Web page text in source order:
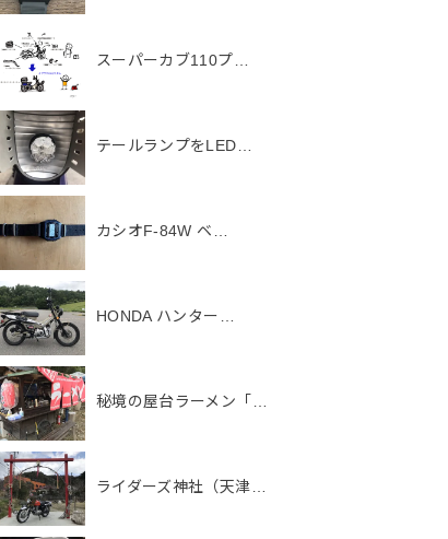
スーパーカブ110プ…
テールランプをLED…
カシオF-84W ベ…
HONDA ハンター…
秘境の屋台ラーメン「…
ライダーズ神社（天津…